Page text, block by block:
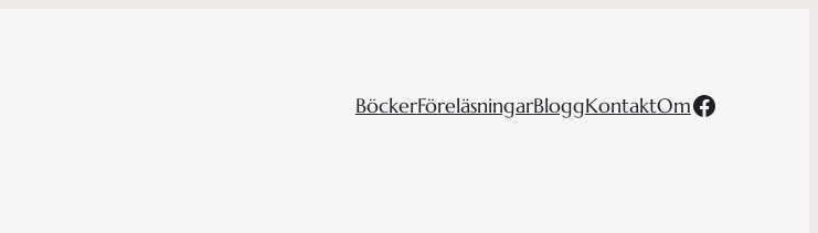
BöckerFöreläsningarBloggKontaktOmFacebook